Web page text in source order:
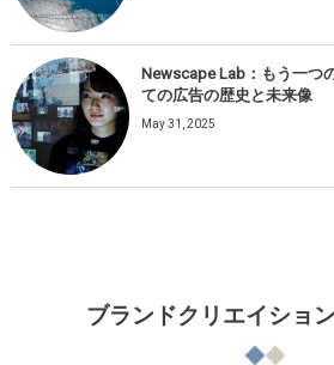
Newscape Lab：もう一つ
ての広告の歴史と未来像
May 31, 2025
ブランドクリエイショ